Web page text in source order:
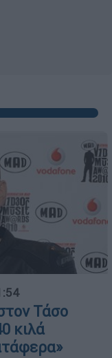
Τάσο
κιλά